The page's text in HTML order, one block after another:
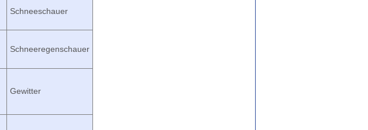
Schneeschauer
Schneeregenschauer
Gewitter